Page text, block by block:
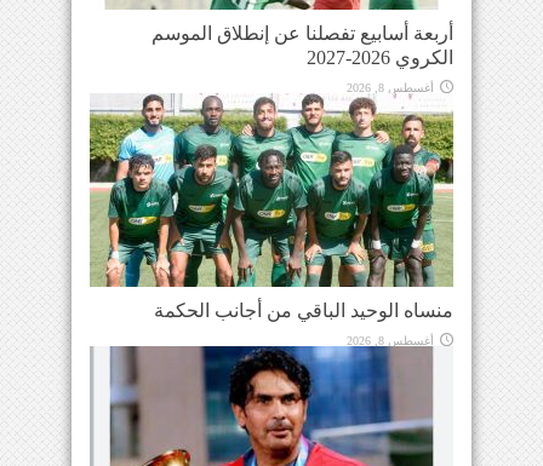
أربعة أسابيع تفصلنا عن إنطلاق الموسم
الكروي 2026-2027
أغسطس 8, 2026
منساه الوحيد الباقي من أجانب الحكمة
أغسطس 8, 2026